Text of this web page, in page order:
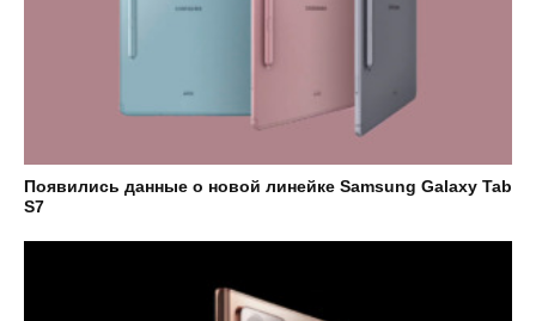
Появились данные о новой линейке Samsung Galaxy Tab
S7